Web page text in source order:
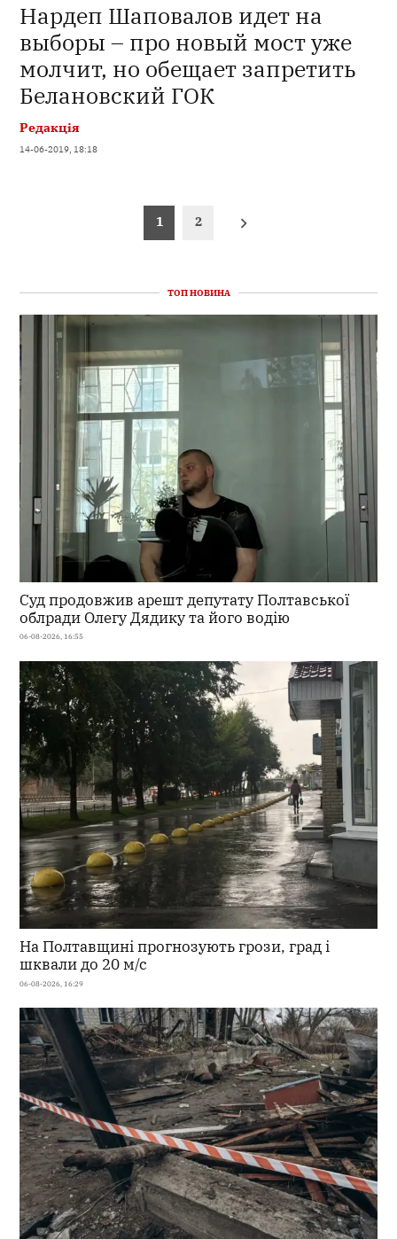
Нардеп Шаповалов идет на
выборы – про новый мост уже
молчит, но обещает запретить
Белановский ГОК
Редакція
14-06-2019, 18:18
1 2
ТОП НОВИНА
Суд продовжив арешт депутату Полтавської
облради Олегу Дядику та його водію
06-08-2026, 16:55
На Полтавщині прогнозують грози, град і
шквали до 20 м/с
06-08-2026, 16:29